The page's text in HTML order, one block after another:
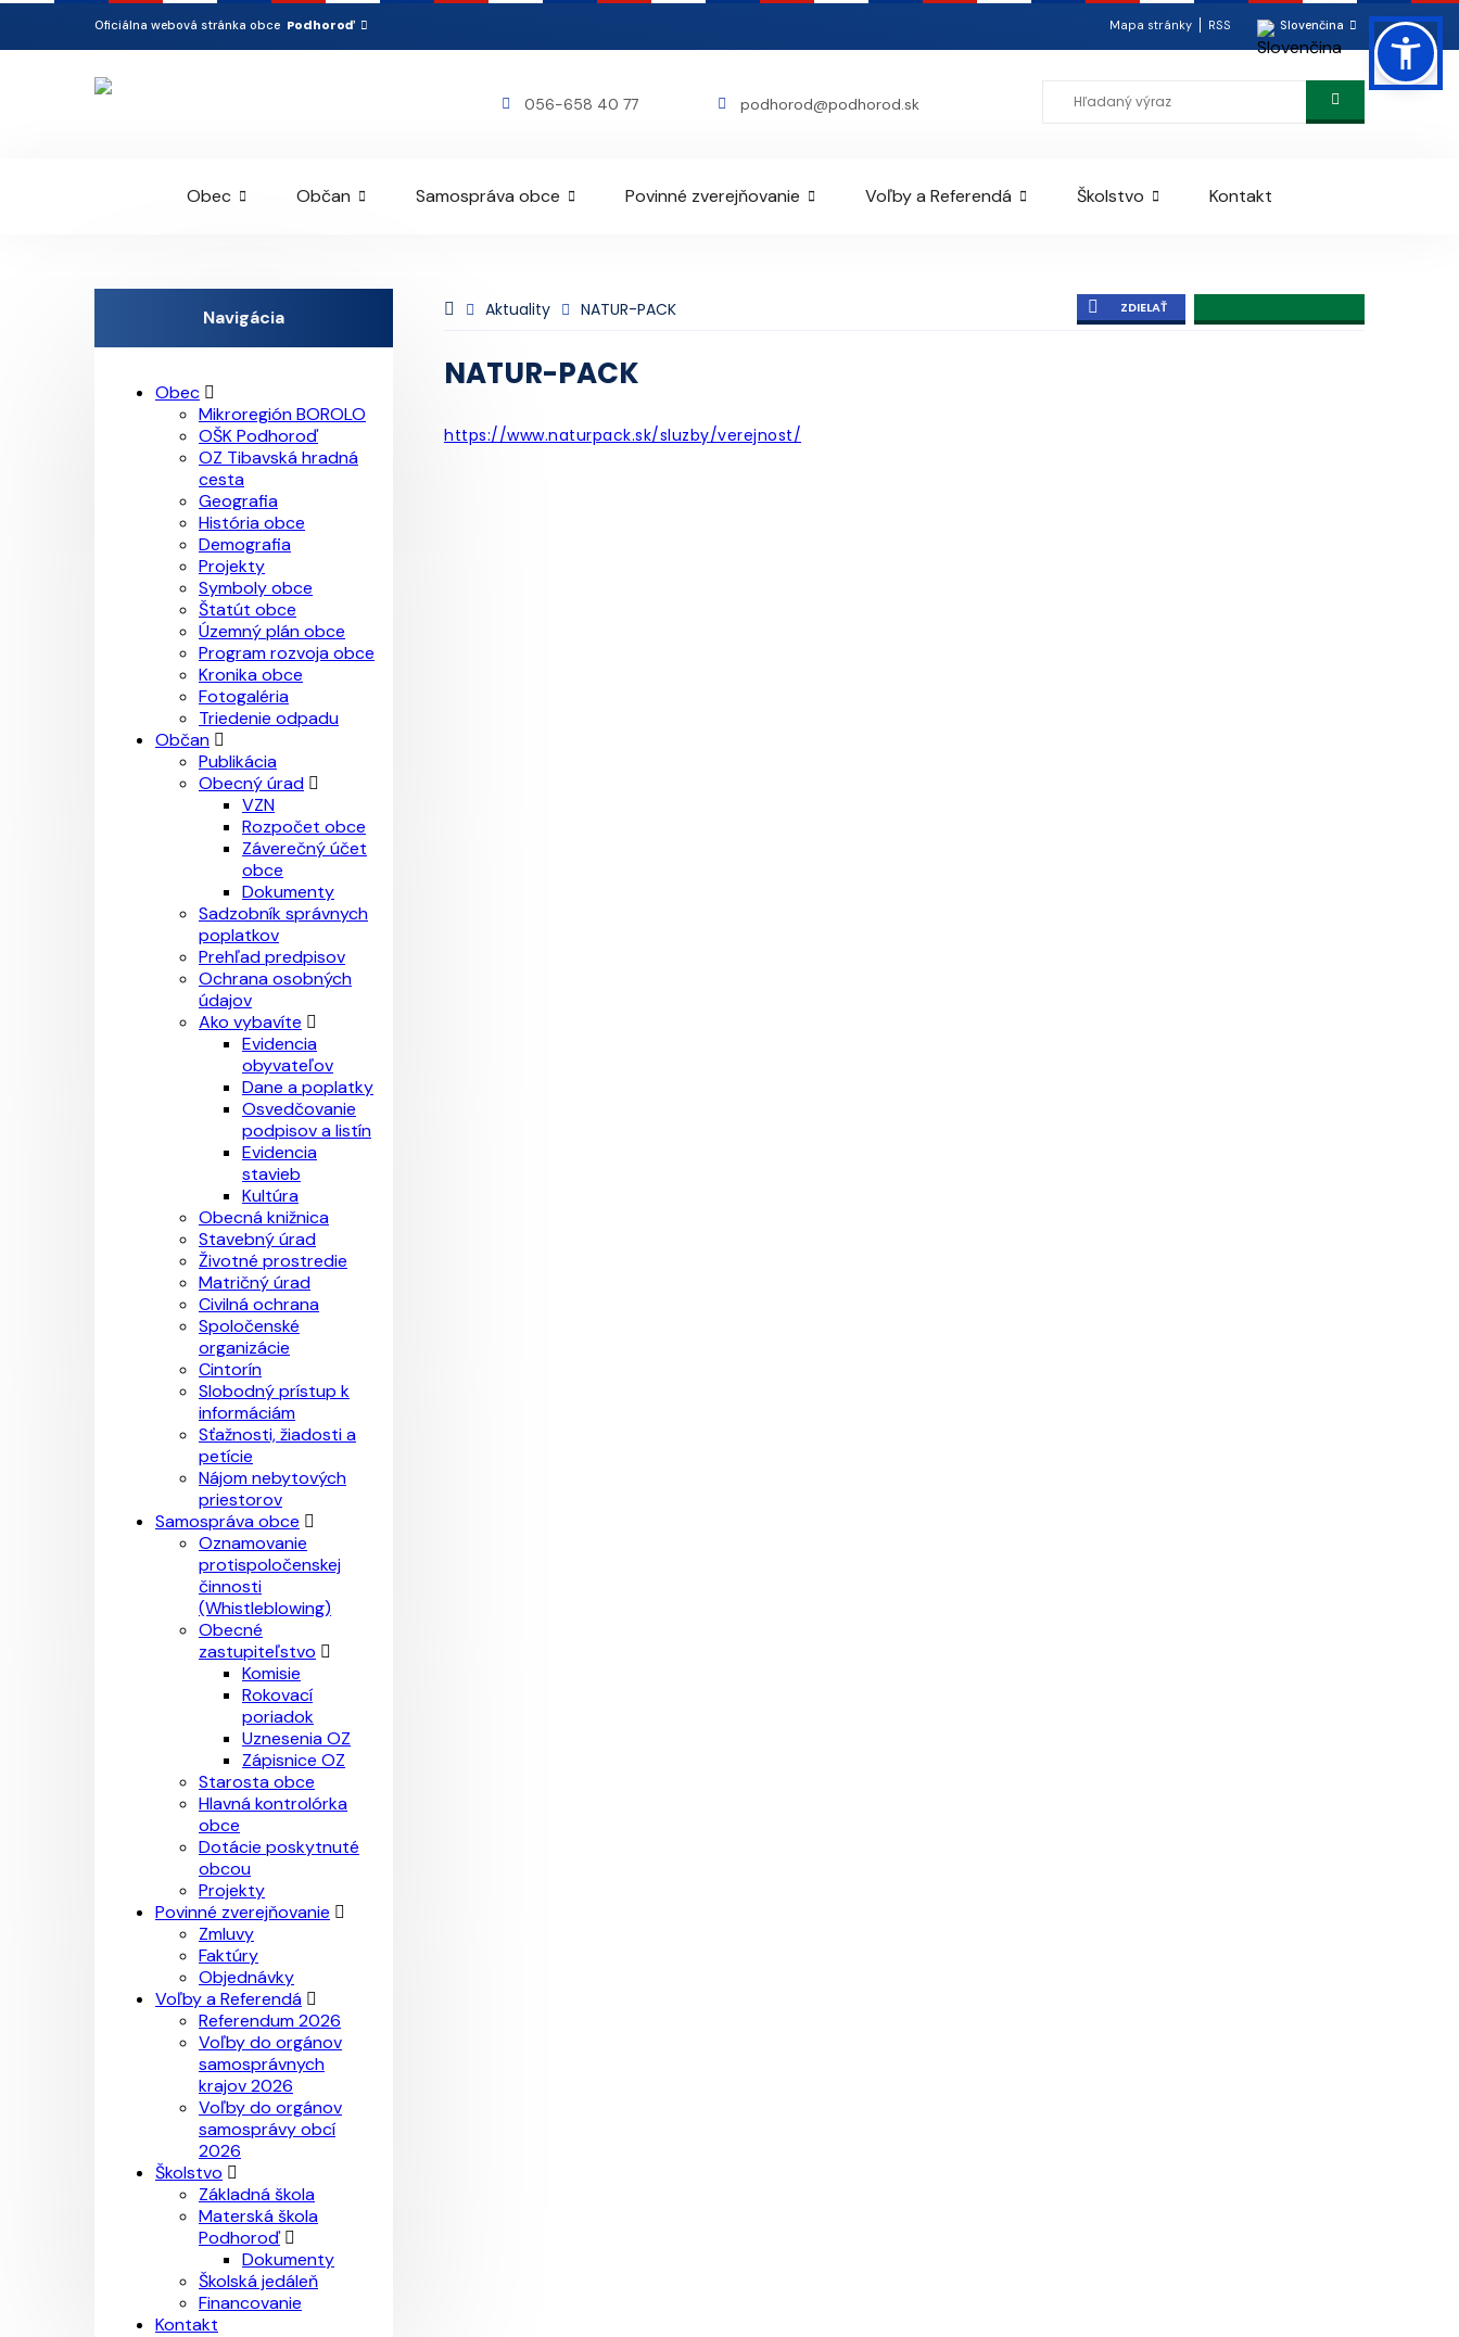
Oficiálna webová stránka obce Podhoroď Mapa stránky RSS Slovenčina
056-658 40 77 podhorod@podhorod.sk
Obec Občan Samospráva obce Povinné zverejňovanie Voľby a Referendá Školstvo Kontakt
Aktuality NATUR-PACK ZDIELAŤ
NATUR-PACK
https://www.naturpack.sk/sluzby/verejnost/
Navigácia
Obec
Mikroregión BOROLO
OŠK Podhoroď
OZ Tibavská hradná
cesta
Geografia
História obce
Demografia
Projekty
Symboly obce
Štatút obce
Územný plán obce
Program rozvoja obce
Kronika obce
Fotogaléria
Triedenie odpadu
Občan
Publikácia
Obecný úrad
VZN
Rozpočet obce
Záverečný účet
obce
Dokumenty
Sadzobník správnych
poplatkov
Prehľad predpisov
Ochrana osobných
údajov
Ako vybavíte
Evidencia
obyvateľov
Dane a poplatky
Osvedčovanie
podpisov a listín
Evidencia
stavieb
Kultúra
Obecná knižnica
Stavebný úrad
Životné prostredie
Matričný úrad
Civilná ochrana
Spoločenské
organizácie
Cintorín
Slobodný prístup k
informáciám
Sťažnosti, žiadosti a
petície
Nájom nebytových
priestorov
Samospráva obce
Oznamovanie
protispoločenskej
činnosti
(Whistleblowing)
Obecné
zastupiteľstvo
Komisie
Rokovací
poriadok
Uznesenia OZ
Zápisnice OZ
Starosta obce
Hlavná kontrolórka
obce
Dotácie poskytnuté
obcou
Projekty
Povinné zverejňovanie
Zmluvy
Faktúry
Objednávky
Voľby a Referendá
Referendum 2026
Voľby do orgánov
samosprávnych
krajov 2026
Voľby do orgánov
samosprávy obcí
2026
Školstvo
Základná škola
Materská škola
Podhoroď
Dokumenty
Školská jedáleň
Financovanie
Kontakt